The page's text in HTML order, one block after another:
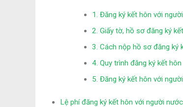
1. Đăng ký kết hôn với
2. Giấy tờ, hồ sơ đăng ký
3. Cách nộp hồ sơ đăng ký
4. Quy trình đăng ký kết
5. Đăng ký kết hôn với
Lệ phí đăng ký kết hôn với người